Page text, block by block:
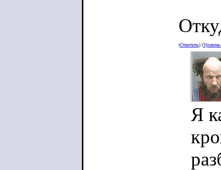
(Ответить) (
Я